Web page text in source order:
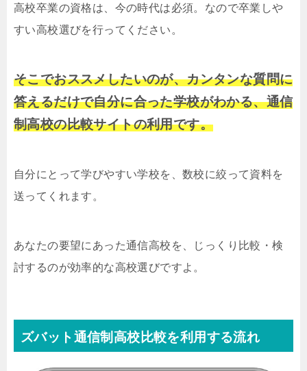
高校卒業の資格は、今の時代は必須。なので卒業しや
すい高校選びを行ってください。
そこでおススメしたいのが、カンタンな質問に
答えるだけで自分に合った学校がわかる、通信
制高校の比較サイトの利用です。
自分にとって学びやすい学校を、数校に絞って資料を
送ってくれます。
あなたの要望にあった通信高校を、じっくり比較・検
討するのが効率的な高校選びですよ。
ズバット通信制高校比較を利用する流れ